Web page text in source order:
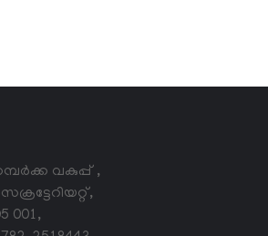
വകുപ്പ് ,
001,